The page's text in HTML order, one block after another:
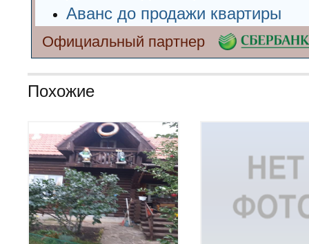
Аванс до продажи квартиры
Официальный партнер
Похожие